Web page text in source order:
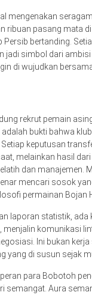
mengenakan
ribuan pasang mata
Persib bertanding.
jadi simbol dari ambisi
di wujudkan
rekrut pemain
bukti bahwa
keputusan
melainkan hasil
dan manajemen.
mencari sosok
permainan Bojan
laporan statistik, ada
menjalin komunikasi
Ini bukan
yang di susun sejak
para Bobotoh
semangat. Aura